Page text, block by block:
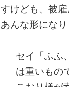
すけども、被
あんな形になり
セイ「ふふ
は重いもの